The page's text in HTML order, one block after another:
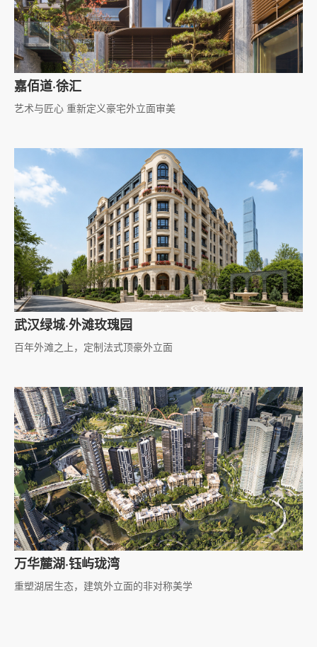
嘉佰道·徐汇
艺术与匠心 重新定义豪宅外立面审美
武汉绿城·外滩玫瑰园
百年外滩之上，定制法式顶豪外立面
万华麓湖·钰屿珑湾
重塑湖居生态，建筑外立面的非对称美学